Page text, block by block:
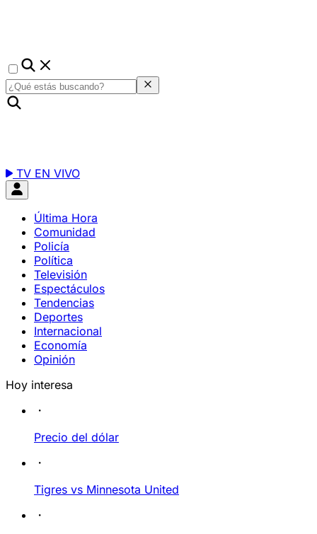
TV EN VIVO
Última Hora
Comunidad
Policía
Política
Televisión
Espectáculos
Tendencias
Deportes
Internacional
Economía
Opinión
Hoy interesa
Precio del dólar
Tigres vs Minnesota United